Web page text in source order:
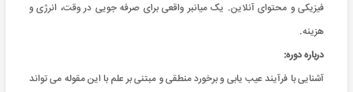
فیزیکی و محتوای آنلاین. یک میانبر واقعی برای صرفه جویی در وقت، انرژی و
هزینه.
درباره دوره:
آشنایی با فرآیند عیب یابی و برخورد منطقی و مبتنی بر علم با این مقوله می تواند